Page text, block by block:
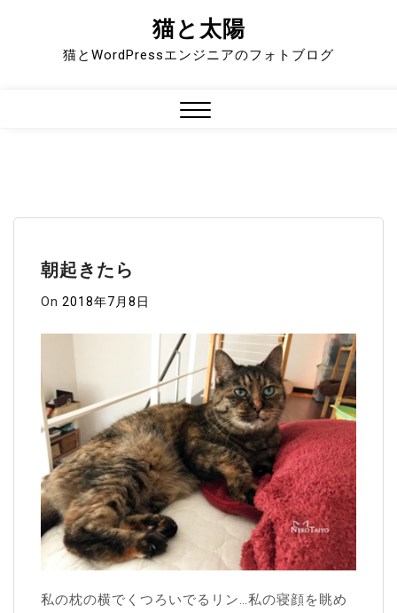
猫と太陽
猫とWordPressエンジニアのフォトブログ
朝起きたら
On 2018年7月8日
私の枕の横でくつろいでるリン…私の寝顔を眺め